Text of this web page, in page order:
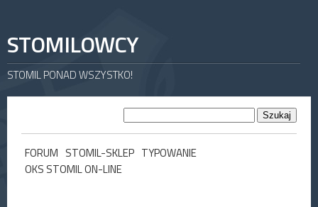
STOMILOWCY
STOMIL PONAD WSZYSTKO!
FORUM STOMIL-SKLEP TYPOWANIE
OKS STOMIL ON-LINE